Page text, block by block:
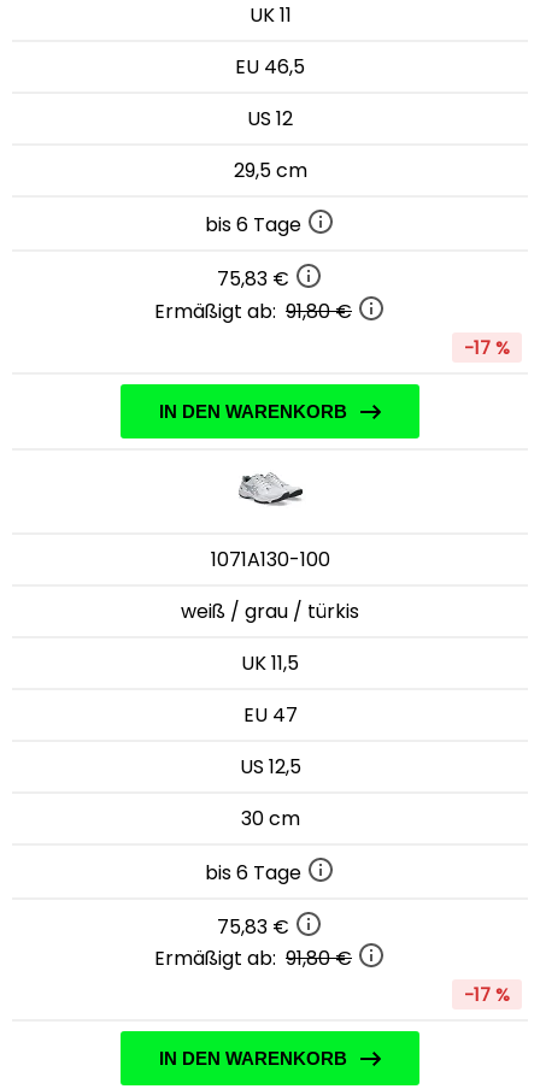
UK 11
EU 46,5
US 12
29,5 cm
bis 6 Tage
75,83 €
Ermäßigt ab: 91,80 €
-17 %
IN DEN WARENKORB
1071A130-100
weiß / grau / türkis
UK 11,5
EU 47
US 12,5
30 cm
bis 6 Tage
75,83 €
Ermäßigt ab: 91,80 €
-17 %
IN DEN WARENKORB